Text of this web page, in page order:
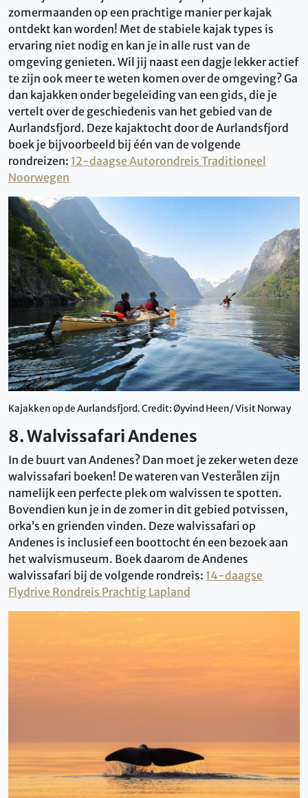
zomermaanden op een prachtige manier per kajak
ontdekt kan worden! Met de stabiele kajak types is
ervaring niet nodig en kan je in alle rust van de
omgeving genieten. Wil jij naast een dagje lekker actief
te zijn ook meer te weten komen over de omgeving? Ga
dan kajakken onder begeleiding van een gids, die je
vertelt over de geschiedenis van het gebied van de
Aurlandsfjord. Deze kajaktocht door de Aurlandsfjord
boek je bijvoorbeeld bij één van de volgende
rondreizen: 12-daagse Autorondreis Traditioneel
Noorwegen
Kajakken op de Aurlandsfjord. Credit: Øyvind Heen/ Visit Norway
8. Walvissafari Andenes
In de buurt van Andenes? Dan moet je zeker weten deze
walvissafari boeken! De wateren van Vesterålen zijn
namelijk een perfecte plek om walvissen te spotten.
Bovendien kun je in de zomer in dit gebied potvissen,
orka’s en grienden vinden. Deze walvissafari op
Andenes is inclusief een boottocht én een bezoek aan
het walvismuseum. Boek daarom de Andenes
walvissafari bij de volgende rondreis: 14-daagse
Flydrive Rondreis Prachtig Lapland